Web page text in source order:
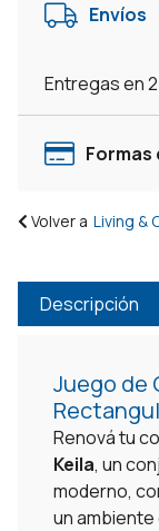
Rectangular
Sillas
-
Rustico
cantidad
Envíos
Entregas en
Formas
Volver a Living &
Descripción
Juego de
Renová tu
Keila, un
moderno,
un